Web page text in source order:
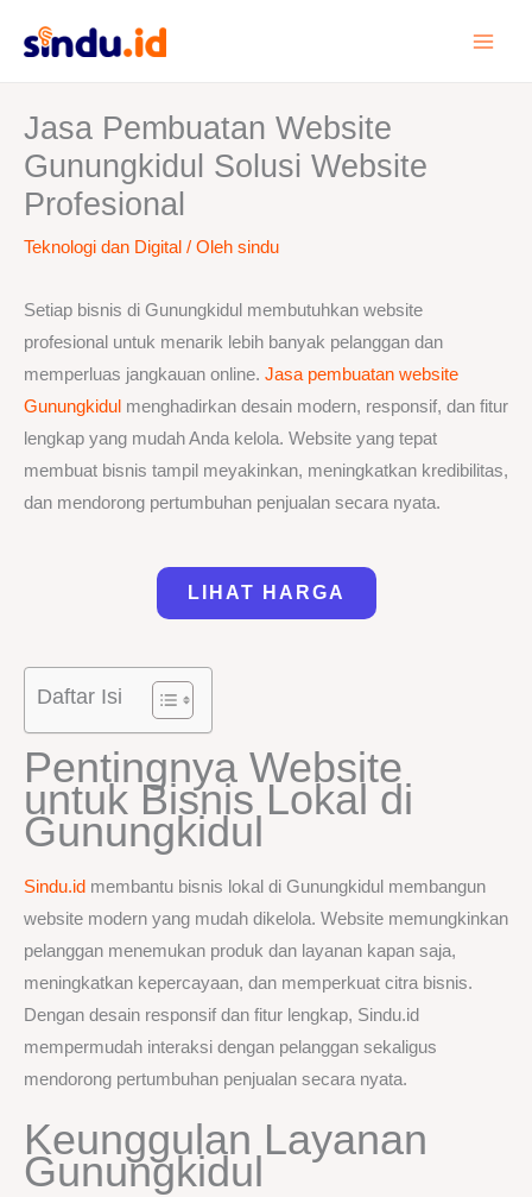
Jasa Pembuatan Website
Gunungkidul Solusi Website
Profesional
Teknologi dan Digital / Oleh sindu
Setiap bisnis di Gunungkidul membutuhkan website
profesional untuk menarik lebih banyak pelanggan dan
memperluas jangkauan online. Jasa pembuatan website
Gunungkidul menghadirkan desain modern, responsif, dan fitur
lengkap yang mudah Anda kelola. Website yang tepat
membuat bisnis tampil meyakinkan, meningkatkan kredibilitas,
dan mendorong pertumbuhan penjualan secara nyata.
LIHAT HARGA
Daftar Isi
Pentingnya Website
untuk Bisnis Lokal di
Gunungkidul
Sindu.id membantu bisnis lokal di Gunungkidul membangun
website modern yang mudah dikelola. Website memungkinkan
pelanggan menemukan produk dan layanan kapan saja,
meningkatkan kepercayaan, dan memperkuat citra bisnis.
Dengan desain responsif dan fitur lengkap, Sindu.id
mempermudah interaksi dengan pelanggan sekaligus
mendorong pertumbuhan penjualan secara nyata.
Keunggulan Layanan
Gunungkidul